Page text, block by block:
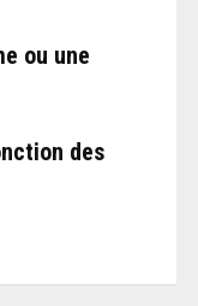
ou une
des